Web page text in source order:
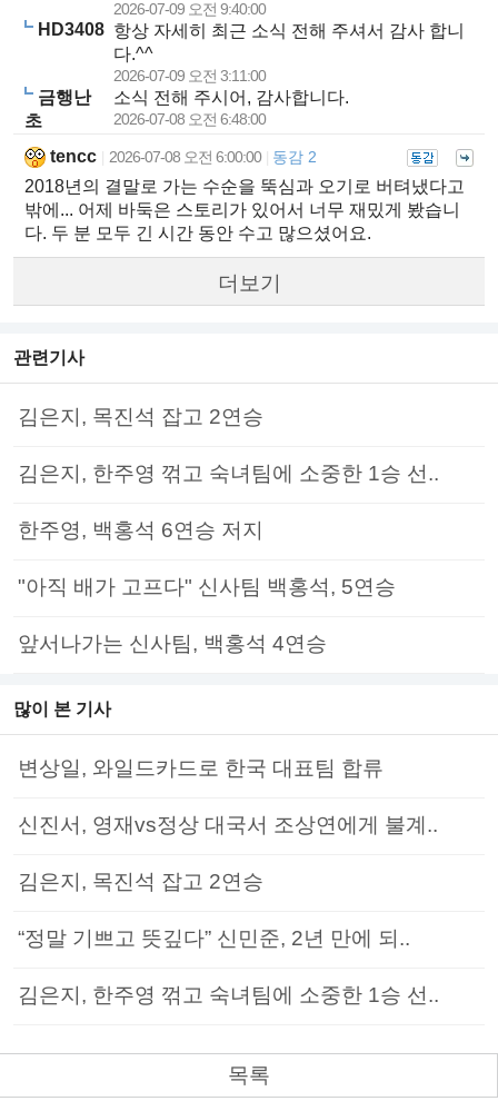
2026-07-09 오전 9:40:00
HD3408 항상 자세히 최근 소식 전해 주셔서 감사 합니
다.^^
2026-07-09 오전 3:11:00
금행난
초
소식 전해 주시어, 감사합니다.
2026-07-08 오전 6:48:00
tencc 2026-07-08 오전 6:00:00 동감 2
2018년의 결말로 가는 수순을 뚝심과 오기로 버텨냈다고
밖에... 어제 바둑은 스토리가 있어서 너무 재밌게 봤습니
다. 두 분 모두 긴 시간 동안 수고 많으셨어요.
더보기
관련기사
김은지, 목진석 잡고 2연승
김은지, 한주영 꺾고 숙녀팀에 소중한 1승 선..
한주영, 백홍석 6연승 저지
"아직 배가 고프다" 신사팀 백홍석, 5연승
앞서나가는 신사팀, 백홍석 4연승
많이 본 기사
변상일, 와일드카드로 한국 대표팀 합류
신진서, 영재vs정상 대국서 조상연에게 불계..
김은지, 목진석 잡고 2연승
“정말 기쁘고 뜻깊다” 신민준, 2년 만에 되..
김은지, 한주영 꺾고 숙녀팀에 소중한 1승 선..
목록